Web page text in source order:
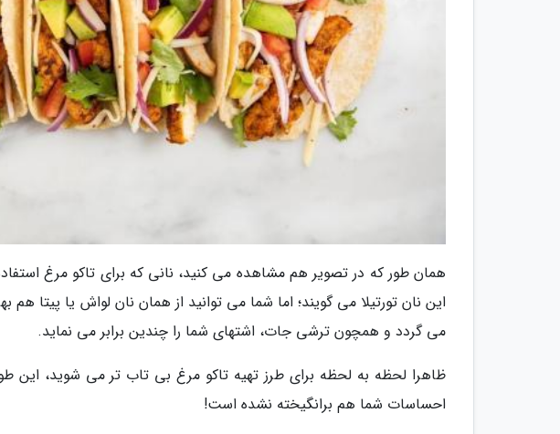
همان طور که در تصویر هم مشاهده می کنید، نانی که برای تاکو مرغ
این نان تورتیلا می گویند؛ اما شما می توانید از همان نان لواش یا پیتا هم
می گردد و همچون ترشی جات، اشتهای شما را چندین برابر می نماید.
ظاهرا لحظه به لحظه برای طرز تهیه تاکو مرغ بی تاب تر می شوید،
احساسات شما هم برانگیخته نشده است!